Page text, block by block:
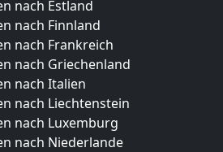
nach Estland
nach Finnland
nach Frankreich
nach Griechenland
nach Italien
nach Liechtenstein
nach Luxemburg
nach Niederlande